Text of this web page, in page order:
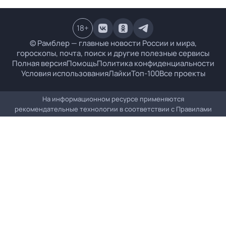
© Рамблер — главные новости России и мира,
гороскопы, почта, поиск и другие полезные сервисы
Полная версияПомощьПолитика конфиденциальности
Условия использованияЛайкиТоп-100Все проекты
18+
На информационном ресурсе применяются
рекомендательные технологии в соответствии с Правилами